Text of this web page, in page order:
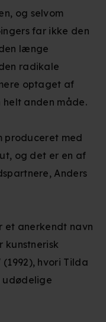
og selvom
far ikke den
længe
radikale
optaget af
anden måde.
produceret med
og det er en af
Anders
et anerkendt navn
kunstnerisk
hvori Tilda
udødelige